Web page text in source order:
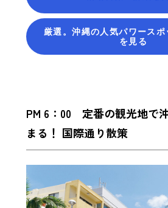
厳選。沖縄の人気パワース
を見る
PM 6：00 定番の観光地で
まる！ 国際通り散策